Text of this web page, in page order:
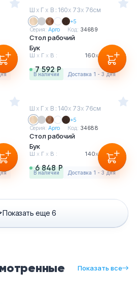
76см
Ш х Г х В : 160х 73х 76см
+5
Серия: Арго Код: 34689
Стол рабочий
Бук
Ш х Г х В : 160х73 х76см
7 592 Р
в наличии Доставка 1 - 3 дня
76см
Ш х Г х В : 140х 73х 76см
+5
Серия: Арго Код: 34688
Стол рабочий
Бук
Ш х Г х В : 140х73 х76см
6 848 Р
в наличии Доставка 1 - 3 дня
Показать еще 6
Показать все